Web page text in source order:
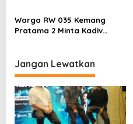
Karpet Masjid di Pakuhaji
Warga RW 035 Kemang
Pratama 2 Minta Kadiv
Metro Bekasi Kota
Jangan Lewatkan